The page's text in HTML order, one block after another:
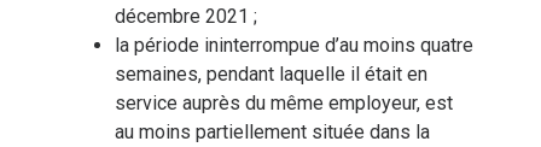
décembre 2021 ;
la période ininterrompue d’au moins quatre
semaines, pendant laquelle il était en
service auprès du même employeur, est
au moins partiellement située dans la